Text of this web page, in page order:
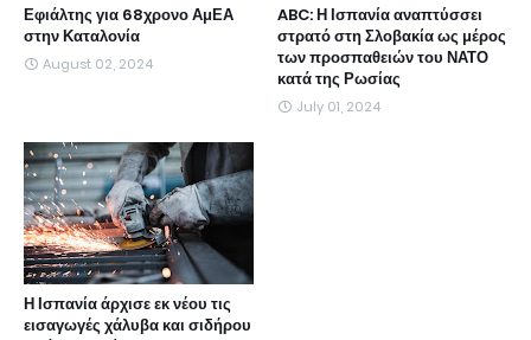
Εφιάλτης για 68χρονο ΑμΕΑ
στην Καταλονία
August 02, 2024
ABC: Η Ισπανία αναπτύσσει
στρατό στη Σλοβακία ως μέρος
των προσπαθειών του ΝΑΤΟ
κατά της Ρωσίας
July 01, 2024
Η Ισπανία άρχισε εκ νέου τις
εισαγωγές χάλυβα και σιδήρου